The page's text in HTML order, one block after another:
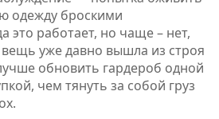
одежду броскими
это работает, но чаще – нет,
уже давно вышла из строя
обновить гардероб одной
чем тянуть за собой груз